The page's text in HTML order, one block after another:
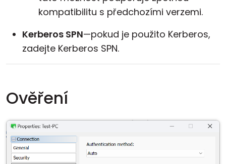
kompatibilitu s předchozími verzemi.
Kerberos SPN—pokud je použito Kerberos,
zadejte Kerberos SPN.
Ověření